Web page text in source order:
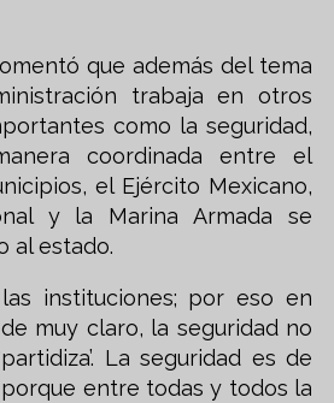
que además del tema
trabaja en otros
como la seguridad,
coordinada entre el
el Ejército Mexicano,
y la Marina Armada se
al estado.
las instituciones; por eso en
muy claro, la seguridad no
La seguridad es de
entre todas y todos la